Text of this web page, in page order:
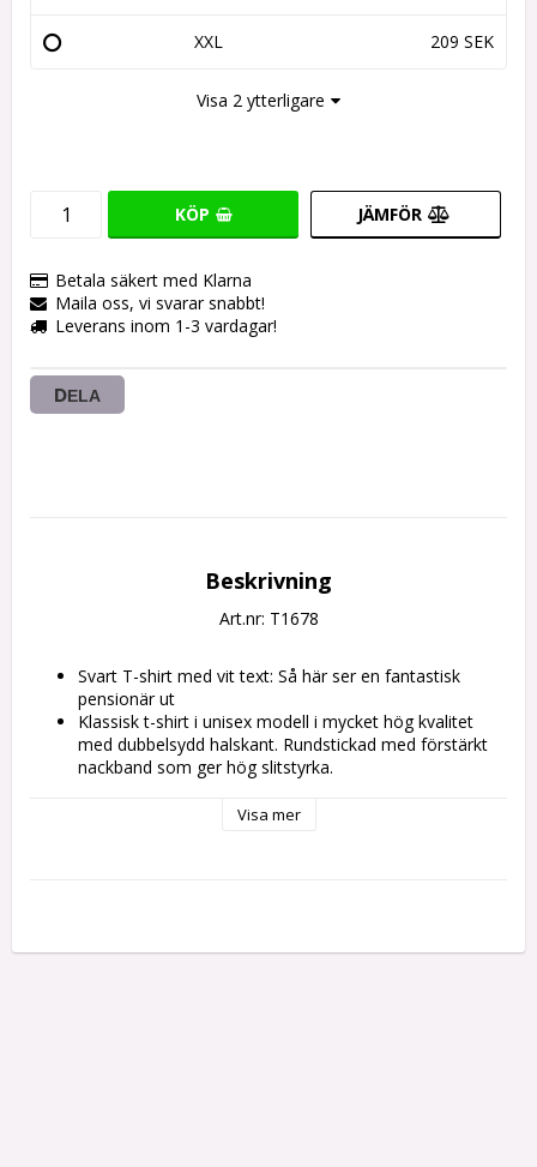
XXL 209 SEK
Visa 2 ytterligare
KÖP JÄMFÖR
Betala säkert med Klarna
Maila oss, vi svarar snabbt!
Leverans inom 1-3 vardagar!
DELA
Beskrivning
Art.nr: T1678
Svart T-shirt med vit text: Så här ser en fantastisk
pensionär ut
Klassisk t-shirt i unisex modell i mycket hög kvalitet
med dubbelsydd halskant. Rundstickad med förstärkt
nackband som ger hög slitstyrka.
förkrympt bomull. Vikt 160g/m2
efter första tvätten.
Visa mer